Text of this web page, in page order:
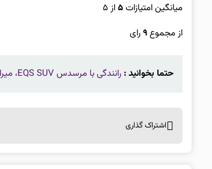
میانگین امتیازات۵از ۵
از مجموع۹رای
حتما بخوانید : رانندگی با مرسدس EQS SUV، میراث S کلاس در قالب شاسی‌بلند برقی
اشتراک گذاری